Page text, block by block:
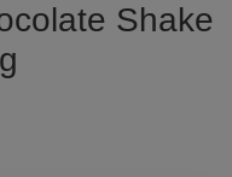
Shake